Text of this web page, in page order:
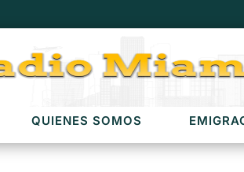
QUIENES SOMOS